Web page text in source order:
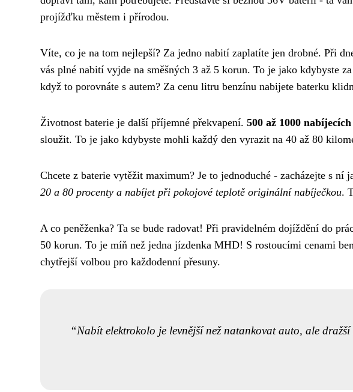
projížďku městem i přírodou.
Víte, co je na tom nejlepší? Za jedno nabití zaplatíte jen drobné. Při
vás plné nabití vyjde na směšných 3 až 5 korun. To je jako kdybyste
když to porovnáte s autem? Za cenu litru benzínu nabijete baterku
Životnost baterie je další příjemné překvapení. 500 až 1000
sloužit. To je jako kdybyste mohli každý den vyrazit na 40 až 80
Chcete z baterie vytěžit maximum? Je to jednoduché - zacházejte s ní
20 a 80 procenty a nabíjet při pokojové teplotě originální nabíječkou.
A co peněženka? Ta se bude radovat! Při pravidelném dojíždění do
50 korun. To je míň než jedna jízdenka MHD! S rostoucími cenami
chytřejší volbou pro každodenní přesuny.
Nabít elektrokolo je levnější než natankovat auto, ale